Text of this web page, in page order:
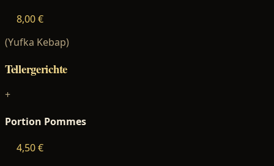
8,00 €
(Yufka Kebap)
Tellergerichte
+
Portion Pommes
4,50 €